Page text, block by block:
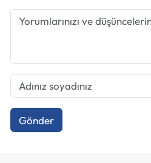
Gönder